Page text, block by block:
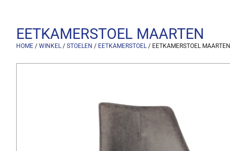
EETKAMERSTOEL MAARTEN
HOME / WINKEL/ STOELEN / EETKAMERSTOEL/ EETKAMERSTOEL MAARTEN